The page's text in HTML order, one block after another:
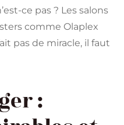
ce pas ? Les salons
comme Olaplex
pas de miracle, il faut
: